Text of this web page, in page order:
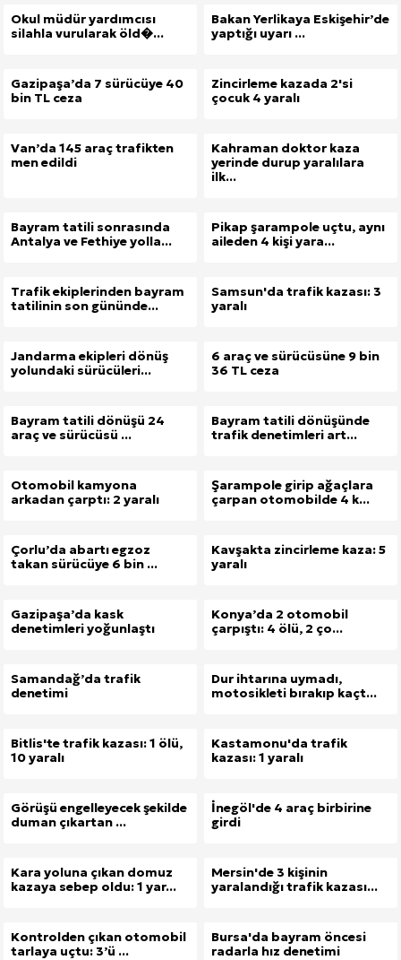
Okul müdür yardımcısı
silahla vurularak öld�...
Bakan Yerlikaya Eskişehir’de
yaptığı uyarı ...
Gazipaşa’da 7 sürücüye 40
bin TL ceza
Zincirleme kazada 2'si
çocuk 4 yaralı
Van’da 145 araç trafikten
men edildi
Kahraman doktor kaza
yerinde durup yaralılara
ilk...
Bayram tatili sonrasında
Antalya ve Fethiye yolla...
Pikap şarampole uçtu, aynı
aileden 4 kişi yara...
Trafik ekiplerinden bayram
tatilinin son gününde...
Samsun'da trafik kazası: 3
yaralı
Jandarma ekipleri dönüş
yolundaki sürücüleri...
6 araç ve sürücüsüne 9 bin
36 TL ceza
Bayram tatili dönüşü 24
araç ve sürücüsü ...
Bayram tatili dönüşünde
trafik denetimleri art...
Otomobil kamyona
arkadan çarptı: 2 yaralı
Şarampole girip ağaçlara
çarpan otomobilde 4 k...
Çorlu’da abartı egzoz
takan sürücüye 6 bin ...
Kavşakta zincirleme kaza: 5
yaralı
Gazipaşa’da kask
denetimleri yoğunlaştı
Konya’da 2 otomobil
çarpıştı: 4 ölü, 2 ço...
Samandağ’da trafik
denetimi
Dur ihtarına uymadı,
motosikleti bırakıp kaçt...
Bitlis'te trafik kazası: 1 ölü,
10 yaralı
Kastamonu'da trafik
kazası: 1 yaralı
Görüşü engelleyecek şekilde
duman çıkartan ...
İnegöl'de 4 araç birbirine
girdi
Kara yoluna çıkan domuz
kazaya sebep oldu: 1 yar...
Mersin'de 3 kişinin
yaralandığı trafik kazası...
Kontrolden çıkan otomobil
tarlaya uçtu: 3’ü ...
Bursa'da bayram öncesi
radarla hız denetimi